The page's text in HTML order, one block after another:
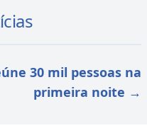
30 mil pessoas na
primeira noite →